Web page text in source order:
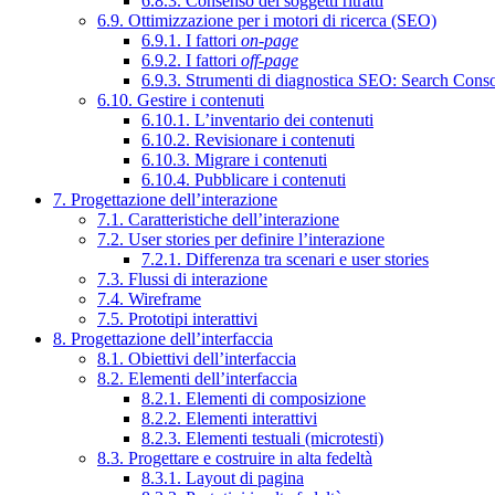
6.9. Ottimizzazione per i motori di ricerca (SEO)
6.9.1. I fattori on-page
6.9.2. I fattori off-page
6.9.3. Strumenti di diagnostica SEO: Search
6.10. Gestire i contenuti
6.10.1. L’inventario dei contenuti
6.10.2. Revisionare i contenuti
6.10.3. Migrare i contenuti
6.10.4. Pubblicare i contenuti
7. Progettazione dell’interazione
7.1. Caratteristiche dell’interazione
7.2. User stories per definire l’interazione
7.2.1. Differenza tra scenari e user stories
7.3. Flussi di interazione
7.4. Wireframe
7.5. Prototipi interattivi
8. Progettazione dell’interfaccia
8.1. Obiettivi dell’interfaccia
8.2. Elementi dell’interfaccia
8.2.1. Elementi di composizione
8.2.2. Elementi interattivi
8.2.3. Elementi testuali (microtesti)
8.3. Progettare e costruire in alta fedeltà
8.3.1. Layout di pagina